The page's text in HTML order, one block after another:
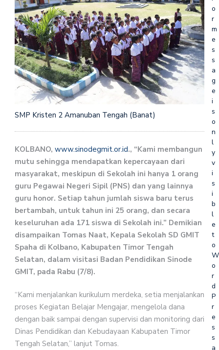
SMP Kristen 2 Amanuban Tengah (Banat)
KOLBANO, www.sinodegmit.or.id., “Kami membangun
mutu sehingga mendapatkan kepercayaan dari
masyarakat, meskipun di Sekolah ini hanya 1 orang
guru Pegawai Negeri Sipil (PNS) dan yang lainnya
guru honor. Setiap tahun jumlah siswa baru terus
bertambah, untuk tahun ini 25 orang, dan secara
keseluruhan ada 171 siswa di Sekolah ini.” Demikian
disampaikan Tomas Naat, Kepala Sekolah SD GMIT
Spaha di Kolbano, Kabupaten Timor Tengah
Selatan, dalam visitasi Badan Pendidikan Sinode
GMIT, pada Rabu (7/8).
“Kami menjalankan kurikulum merdeka, setia menjalankan
proses Kegiatan Belajar Mengajar, mengelola dana
dengan baik sampai dengan supervisi dan monitoring dari
Dinas Pendidikan dan Kebudayaan Kabupaten Timor
Tengah Selatan,” lanjut Tomas.
o
r
m
e
s
s
a
g
e
i
s
o
n
l
y
v
i
s
i
b
l
e
t
o
W
o
r
d
P
r
e
s
s
a